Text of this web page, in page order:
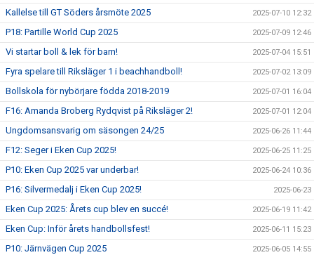
Kallelse till GT Söders årsmöte 2025 2025-07-10 12:32
P18: Partille World Cup 2025 2025-07-09 12:46
Vi startar boll & lek för barn! 2025-07-04 15:51
Fyra spelare till Riksläger 1 i beachhandboll! 2025-07-02 13:09
Bollskola för nybörjare födda 2018-2019 2025-07-01 16:04
F16: Amanda Broberg Rydqvist på Riksläger 2! 2025-07-01 12:04
Ungdomsansvarig om säsongen 24/25 2025-06-26 11:44
F12: Seger i Eken Cup 2025! 2025-06-25 11:25
P10: Eken Cup 2025 var underbar! 2025-06-24 10:36
P16: Silvermedalj i Eken Cup 2025! 2025-06-23
Eken Cup 2025: Årets cup blev en succé! 2025-06-19 11:42
Eken Cup: Inför årets handbollsfest! 2025-06-11 15:23
P10: Järnvägen Cup 2025 2025-06-05 14:55